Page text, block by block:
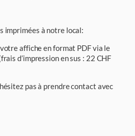
imprimées à notre local:
affiche en format PDF via le
d’impression en sus : 22 CHF
pas à prendre contact avec